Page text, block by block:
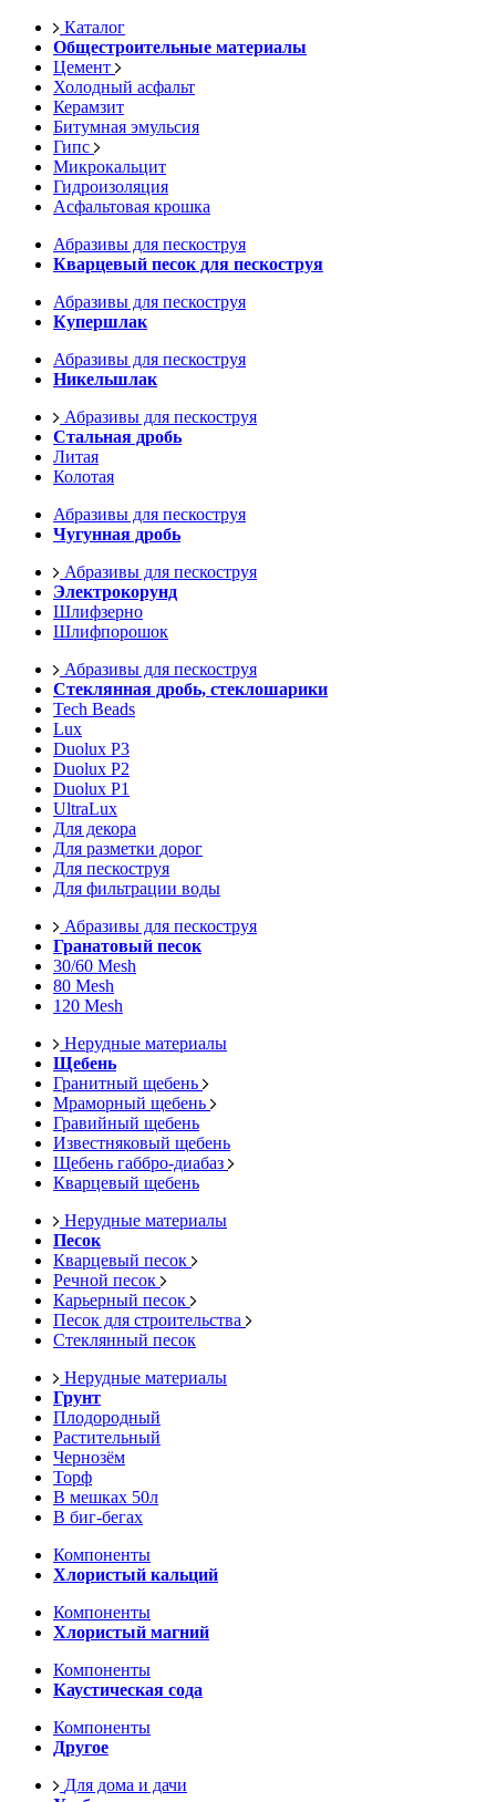
Каталог
Общестроительные материалы
Цемент
Холодный асфальт
Керамзит
Битумная эмульсия
Гипс
Микрокальцит
Гидроизоляция
Асфальтовая крошка
Абразивы для пескоструя
Кварцевый песок для пескоструя
Абразивы для пескоструя
Купершлак
Абразивы для пескоструя
Никельшлак
Абразивы для пескоструя
Стальная дробь
Литая
Колотая
Абразивы для пескоструя
Чугунная дробь
Абразивы для пескоструя
Электрокорунд
Шлифзерно
Шлифпорошок
Абразивы для пескоструя
Стеклянная дробь, стеклошарики
Tech Beads
Lux
Duolux P3
Duolux P2
Duolux P1
UltraLux
Для декора
Для разметки дорог
Для пескоструя
Для фильтрации воды
Абразивы для пескоструя
Гранатовый песок
30/60 Mesh
80 Mesh
120 Mesh
Нерудные материалы
Щебень
Гранитный щебень
Мраморный щебень
Гравийный щебень
Известняковый щебень
Щебень габбро-диабаз
Кварцевый щебень
Нерудные материалы
Песок
Кварцевый песок
Речной песок
Карьерный песок
Песок для строительства
Стеклянный песок
Нерудные материалы
Грунт
Плодородный
Растительный
Чернозём
Торф
В мешках 50л
В биг-бегах
Компоненты
Хлористый кальций
Компоненты
Хлористый магний
Компоненты
Каустическая сода
Компоненты
Другое
Для дома и дачи